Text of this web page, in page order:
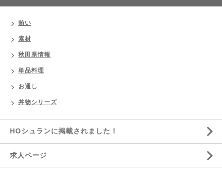
賄い
素材
秋田県情報
単品料理
お通し
丼物シリーズ
HOシュランに掲載されました！
求人ページ